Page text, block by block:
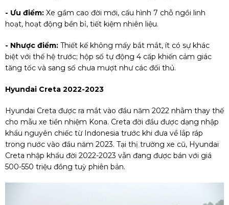
- Ưu điểm: Xe gầm cao đời mới, cấu hình 7 chỗ ngồi linh
hoạt, hoạt động bền bỉ, tiết kiệm nhiên liệu.
- Nhược điểm: Thiết kế không mấy bắt mắt, ít có sự khác
biệt với thế hệ trước; hộp số tự động 4 cấp khiến cảm giác
tăng tốc và sang số chưa mượt như các đối thủ.
Hyundai Creta 2022-2023
Hyundai Creta được ra mắt vào đầu năm 2022 nhằm thay thế
cho mẫu xe tiền nhiệm Kona. Creta đời đầu được dạng nhập
khẩu nguyên chiếc từ Indonesia trước khi đưa về lắp ráp
trong nước vào đầu năm 2023. Tại thị trường xe cũ, Hyundai
Creta nhập khẩu đời 2022-2023 vẫn đang được bán với giá
500-550 triệu đồng tuỳ phiên bản.